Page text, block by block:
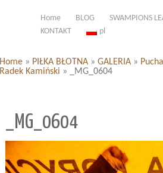
Home BLOG SWAMPIONS
KONTAKT
pl
Home » PIŁKA BŁOTNA » GALERIA »
Radek Kamiński » _MG_0604
_MG_0604